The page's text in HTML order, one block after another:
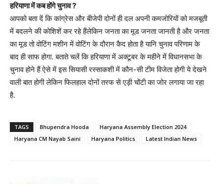
हरियाणा में कब होंगे चुनाव ?
आपको बता दें कि कांग्रेस और बीजेपी दोनों ही दल अपनी कमजोरियों को मजबूती
में बदलने की कोशिशें कर रहे हैंलेकिन जनता का मूड जनता जानती है और जनता
का मूड तो वोटिंग मशीन में वोटिंग के दौरान कैद होता है यानि चुनाव परिणाम के
बाद ही साफ होगा. बताते चलें कि हरियाणा में अक्टूबर के महीने में विधानसभा के
चुनाव होने हैं ऐसे में इस सियासी रस्साकशी में कौन-सी टीम विजेता होगी ये देखने
वाली बात होगी लेकिन फिलहाल दोनों तरफ से एड़ी चोंटी का जोर लगाया जा रहा
है.
TAGS Bhupendra Hooda
Haryana Assembly Election 2024
Haryana CM Nayab Saini
Haryana Politics Latest Indian News